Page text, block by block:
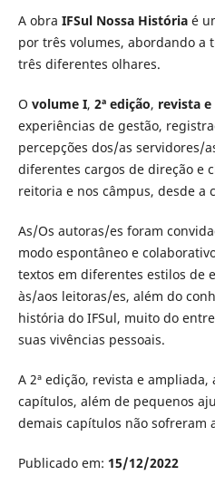
A obra IFSul Nossa Históriaé
por três volumes, abordando a
três diferentes olhares.
O volume I, 2ª edição, revista
experiências de gestão,
percepções dos/as servidores/
diferentes cargos de direção e
reitoria e nos câmpus, desde a
As/Os autoras/es foram
modo espontâneo e
textos em diferentes estilos de
às/aos leitoras/es, além do
história do IFSul, muito do
suas vivências pessoais.
A 2ª edição, revista e
capítulos, além de pequenos
demais capítulos não sofreram
Publicado em: 15/12/2022